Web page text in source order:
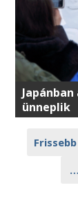
ünneplik
…